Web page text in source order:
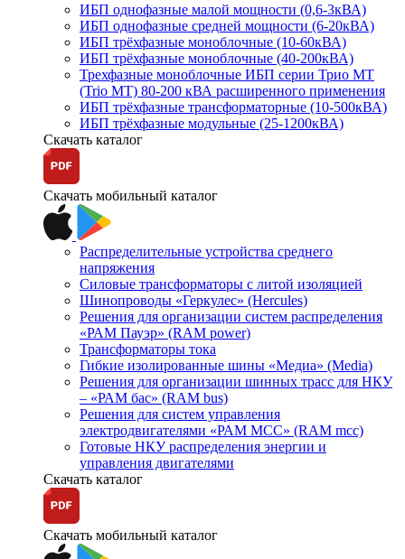
ИБП однофазные малой мощности (0,6-3кВА)
ИБП однофазные средней мощности (6-20кВА)
ИБП трёхфазные моноблочные (10-60кВА)
ИБП трёхфазные моноблочные (40-200кВА)
Трехфазные моноблочные ИБП серии Трио МТ
(Trio MT) 80-200 кВА расширенного применения
ИБП трёхфазные трансформаторные (10-500кВА)
ИБП трёхфазные модульные (25-1200кВА)
Скачать каталог
Скачать мобильный каталог
Распределительные устройства среднего
напряжения
Силовые трансформаторы с литой изоляцией
Шинопроводы «Геркулес» (Hercules)
Решения для организации систем распределения
«РАМ Пауэр» (RAM power)
Трансформаторы тока
Гибкие изолированные шины «Медиа» (Media)
Решения для организации шинных трасс для НКУ
– «РАМ бас» (RAM bus)
Решения для систем управления
электродвигателями «РАМ МСС» (RAM mcc)
Готовые НКУ распределения энергии и
управления двигателями
Скачать каталог
Скачать мобильный каталог